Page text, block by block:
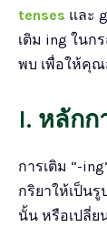
tenses และ
เติม ing ในก
พบ เพื่อให้คุณ
I. หลักก
การเติม “-
กริยาให้เป็น
นั้น หรือเปลี่ย